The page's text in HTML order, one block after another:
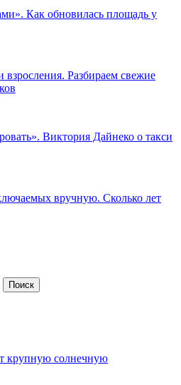
Как обновилась площадь у
Разбираем свежие
Виктория Дайнеко о такси
вручную. Сколько лет
крупную солнечную